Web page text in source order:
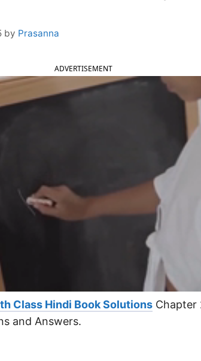
by Prasanna
ADVERTISEMENT
Class Hindi Book Solutions Chapter
and Answers.